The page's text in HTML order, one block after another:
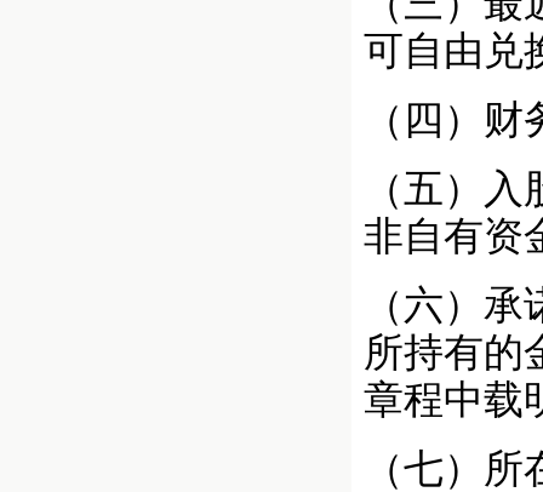
可自由兑
（四）
（五）
非自有资
（六）
所持有的
章程中载
（七）